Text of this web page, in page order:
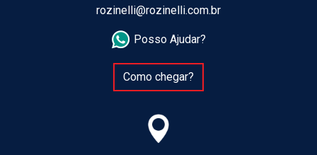
rozinelli@rozinelli.com.br
Posso Ajudar?
Como chegar?